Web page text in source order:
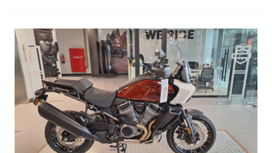
Harley-
Davidson
GIIAS
2025:
Moge
Menggoda,
Bocoran